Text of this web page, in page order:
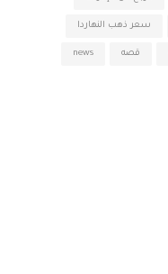
سعر ذهب النهاردا
قصه news